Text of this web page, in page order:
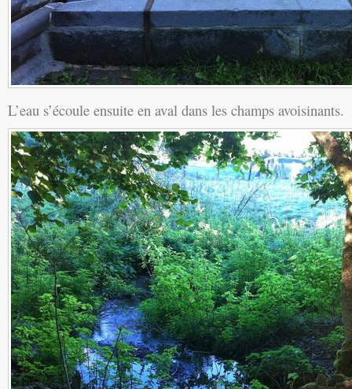
L’eau s’écoule ensuite en aval dans les champs avoisinants.